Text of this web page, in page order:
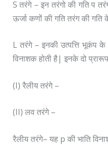
S तरंगे – इन तरंगो की गति प
ऊर्जा कणों की गति तरंग की गति
L तरंगे – इनकी उत्पत्ति भूकंप
विनाशक होती है| इनके दो
(I) रैलीय तरंगे –
(II) लव तरंगे –
रैलीय तरंगे– यह p की भाति